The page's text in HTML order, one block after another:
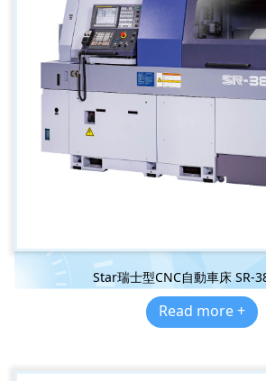
Star瑞士型CNC自動車床 SR-
Read more +